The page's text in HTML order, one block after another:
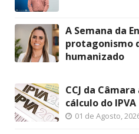
A Semana da
protagonismo
humanizado
CCJ da
cálculo do IPVA
01 de Agosto,